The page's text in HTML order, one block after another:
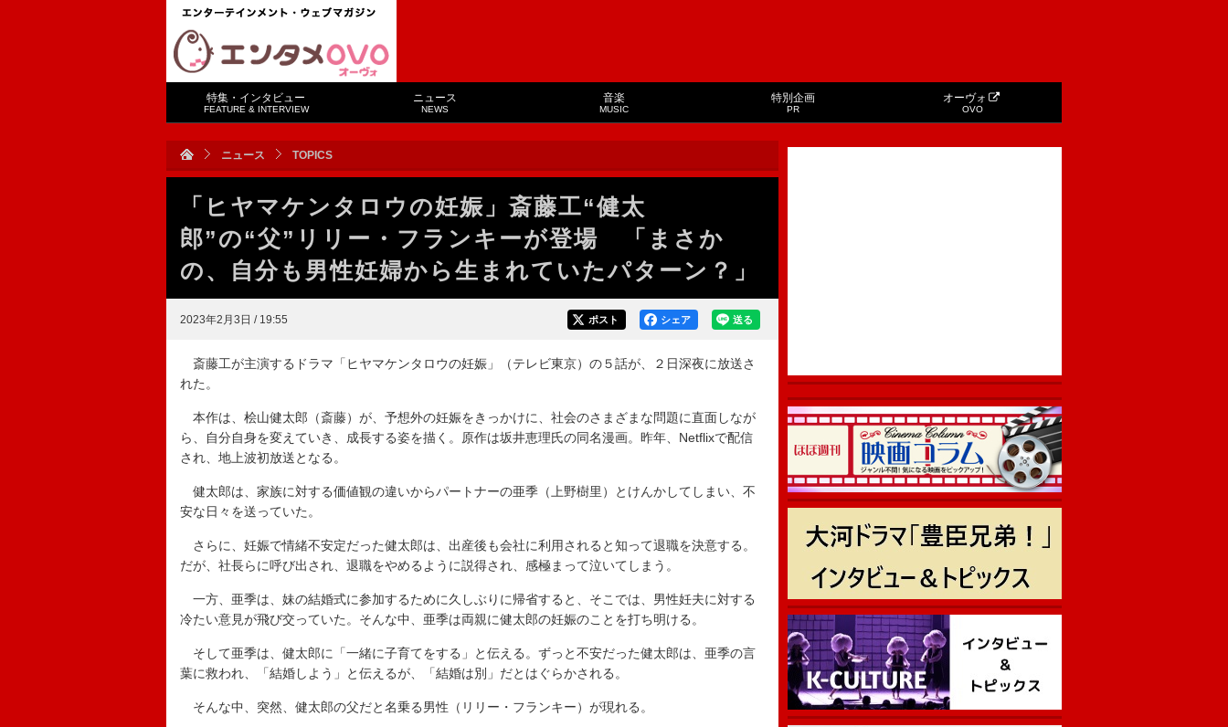
特集・インタビュー
FEATURE & INTERVIEW
ニュース
NEWS
音楽
MUSIC
特別企画
PR
オーヴォ
OVO
ニュース TOPICS
「ヒヤマケンタロウの妊娠」斎藤工“健太
郎”の“父”リリー・フランキーが登場 「まさか
の、自分も男性妊婦から生まれていたパターン？」
2023年2月3日 / 19:55 送る
シェア
ポスト
斎藤工が主演するドラマ「ヒヤマケンタロウの妊娠」（テレビ東京）の５話が、２日深夜に放送さ
れた。
本作は、桧山健太郎（斎藤）が、予想外の妊娠をきっかけに、社会のさまざまな問題に直面しなが
ら、自分自身を変えていき、成長する姿を描く。原作は坂井恵理氏の同名漫画。昨年、Netflixで配信
され、地上波初放送となる。
健太郎は、 家族に対する価値観の違いからパートナーの亜季（上野樹里）と けんかしてしまい、不
安な日々を送っていた。
さらに、妊娠で情緒不安定だった健太郎は、出産後も会社に利用されると知って退職を決意する。
だが、社長らに呼び出され、退職をやめるように説得され、感極まって泣いてしまう。
一方、亜季は、妹の結婚式に参加するために久しぶりに帰省すると、そこでは、男性妊夫に対する
冷たい意見が飛び交っていた。そんな中、亜季は両親に健太郎の妊娠のことを打ち明ける。
そして亜季は、健太郎に「一緒に子育てをする」と伝える。ずっと不安だった健太郎は、亜季の言
葉に救われ、「結婚しよう」と伝えるが、「結婚は別」だとはぐらかされる。
そんな中、突然、健太郎の父だと名乗る男性（リリー・フランキー）が現れる。